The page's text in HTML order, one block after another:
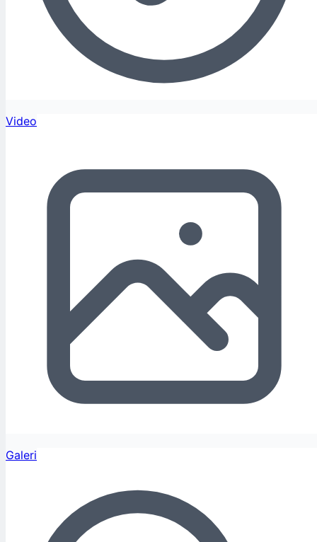
Video
Galeri